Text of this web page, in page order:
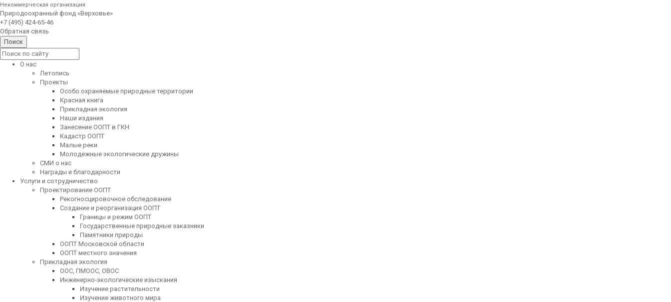
Некоммерческая организация
Природоохранный фонд «Верховье»
+7 (495) 424-65-46
Обратная связь
О нас
Летопись
Проекты
Особо охраняемые природные территории
Красная книга
Прикладная экология
Наши издания
Занесение ООПТ в ГКН
Кадастр ООПТ
Малые реки
Молодежные экологические дружины
СМИ о нас
Награды и благодарности
Услуги и сотрудничество
Проектирование ООПТ
Рекогносцировочное обследование
Создание и реорганизация ООПТ
Границы и режим ООПТ
Государственные природные заказники
Памятники природы
ООПТ Московской области
ООПТ местного значения
Прикладная экология
ООС, ПМООС, ОВОС
Инженерно-экологические изыскания
Изучение растительности
Изучение животного мира